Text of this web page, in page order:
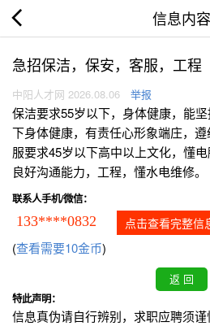
信息内容
急招保洁，保安，客服，工程
中阳人才网 2026.08.06 举报
保洁要求55岁以下，身体健康，能
下身体健康，有责任心形象端庄，
服要求45岁以下高中以上文化，懂
良好沟通能力，工程，懂水电维修。
联系人手机/微信：
133****0832 点击查看完整信
(查看需要10金币)
特此声明：
信息真伪请自行辨别，求职应聘须